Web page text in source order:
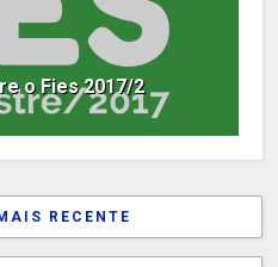
o Fies 2017/2
RECENTE